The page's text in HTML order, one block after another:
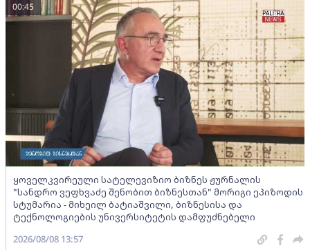
ყოველკვირეული სატელევიზიო ბიზნეს ჟურნალის
"სანდრო ვეფხვაძე შენობით ბიზნესთან" მორიგი ეპიზოდის
სტუმარია - მიხეილ ბატიაშვილი, ბიზნესისა და
ტექნოლოგიების უნივერსიტეტის დამფუძნებელი
00:45
2026/08/08 13:57